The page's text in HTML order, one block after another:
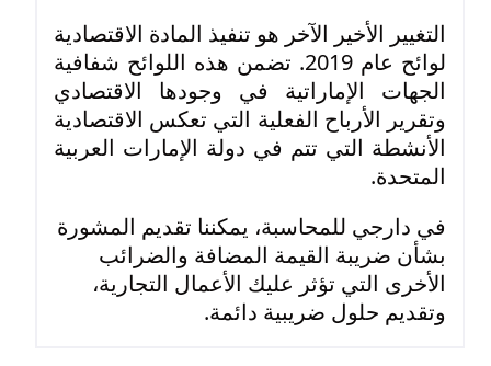
التغيير الأخير الآخر هو تنفيذ المادة الاقتصادية
لوائح عام 2019. تضمن هذه اللوائح شفافية
الجهات الإماراتية في وجودها الاقتصادي
وتقرير الأرباح الفعلية التي تعكس الاقتصادية
الأنشطة التي تتم في دولة الإمارات العربية
المتحدة.
في دارجي للمحاسبة، يمكننا تقديم المشورة
بشأن ضريبة القيمة المضافة والضرائب
الأخرى التي تؤثر عليك الأعمال التجارية،
وتقديم حلول ضريبية دائمة.